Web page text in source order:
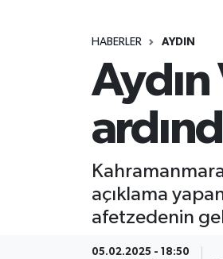
HABERLER AYDIN
açıklama
afetzedenin
05.02.2025 - 18:50